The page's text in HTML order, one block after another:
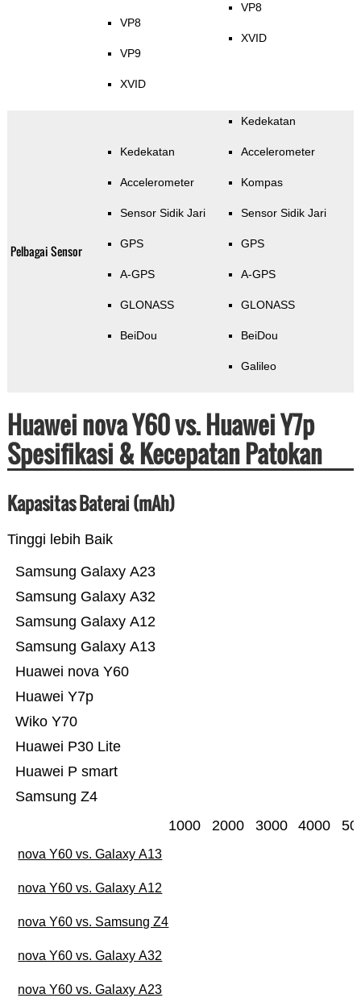
VP8
VP9
XVID
VP8
XVID
Pelbagai Sensor
Kedekatan
Accelerometer
Sensor Sidik Jari
GPS
A-GPS
GLONASS
BeiDou
Kedekatan
Accelerometer
Kompas
Sensor Sidik Jari
GPS
A-GPS
GLONASS
BeiDou
Galileo
Huawei nova Y60 vs. Huawei Y7p
Spesifikasi & Kecepatan Patokan
Kapasitas Baterai (mAh)
Tinggi lebih Baik
Samsung Z4
Huawei P smart
Huawei P30 Lite
Wiko Y70
Huawei Y7p
Huawei nova Y60
Samsung Galaxy A13
Samsung Galaxy A12
Samsung Galaxy A32
Samsung Galaxy A23
1000 2000 3000 4000
nova Y60 vs. Galaxy A13
nova Y60 vs. Galaxy A12
nova Y60 vs. Samsung Z4
nova Y60 vs. Galaxy A32
nova Y60 vs. Galaxy A23